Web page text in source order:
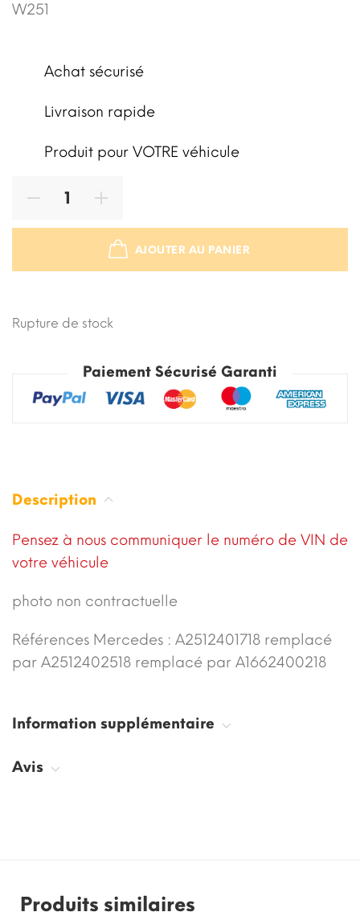
W251
Achat sécurisé
Livraison rapide
Produit pour VOTRE véhicule
AJOUTER AU PANIER
Rupture de stock
Paiement Sécurisé Garanti
Description
Pensez à nous communiquer le numéro de VIN de
votre véhicule
photo non contractuelle
Références Mercedes : A2512401718 remplacé
par A2512402518 remplacé par A1662400218
Information supplémentaire
Avis
Produits similaires